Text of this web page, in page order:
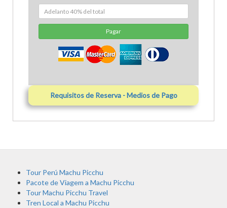
Pagar
Requisitos de Reserva - Medios de Pago
Tour Perú Machu Picchu
Pacote de Viagem a Machu Picchu
Tour Machu Picchu Travel
Tren Local a Machu Picchu